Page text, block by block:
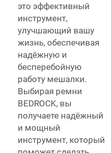
это эффективный
инструмент,
улучшающий вашу
жизнь, обеспечивая
надёжную и
бесперебойную
работу мешалки.
Выбирая ремни
BEDROCK, вы
получаете надёжный
и мощный
инструмент, который